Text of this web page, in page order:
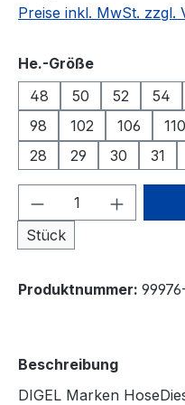
Preise inkl. MwSt. zzgl.
He.-Größeauswählen
48
50 52 54
98
102 106 110
28
29 30 31
Produkt
Stück
Produktnummer:
Beschreibung
DIGEL Marken